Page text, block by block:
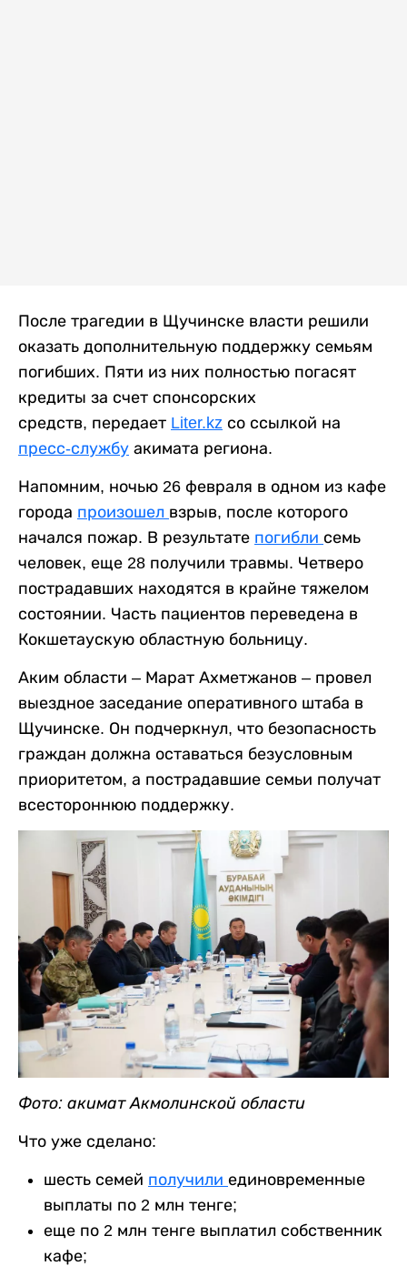
После трагедии в Щучинске власти решили
оказать дополнительную поддержку семьям
погибших. Пяти из них полностью погасят
кредиты за счет спонсорских
средств, передает Liter.kz со ссылкой на
пресс-службу акимата региона.
Напомним, ночью 26 февраля в одном из кафе
города произошел взрыв, после которого
начался пожар. В результате погибли семь
человек, еще 28 получили травмы. Четверо
пострадавших находятся в крайне тяжелом
состоянии. Часть пациентов переведена в
Кокшетаускую областную больницу.
Аким области – Марат Ахметжанов – провел
выездное заседание оперативного штаба в
Щучинске. Он подчеркнул, что безопасность
граждан должна оставаться безусловным
приоритетом, а пострадавшие семьи получат
всестороннюю поддержку.
Фото: акимат Акмолинской области
Что уже сделано:
шесть семей получили единовременные
выплаты по 2 млн тенге;
еще по 2 млн тенге выплатил собственник
кафе;